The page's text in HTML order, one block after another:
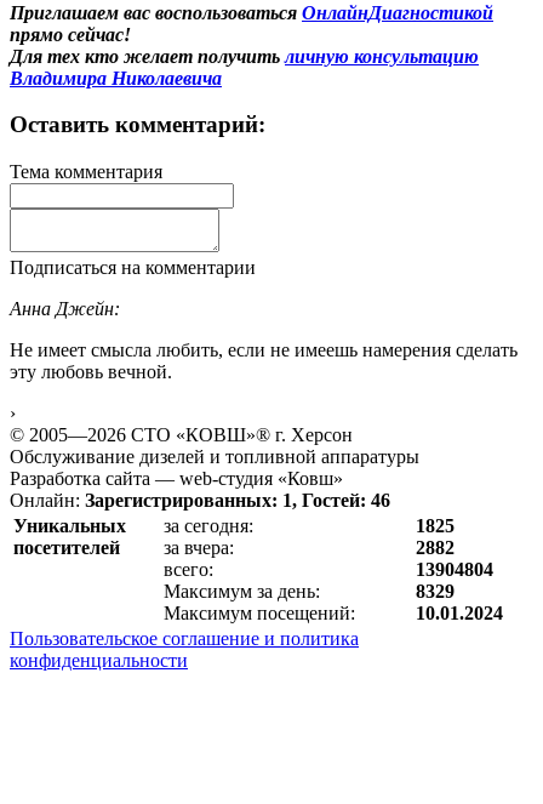
Приглашаем вас воспользоваться ОнлайнДиагностикой
прямо сейчас!
Для тех кто желает получитьличную консультацию
Владимира Николаевича
Оставить комментарий:
Тема комментария
Подписаться на комментарии
Анна Джейн:
Не имеет смысла любить, если не имеешь намерения сделать
эту любовь вечной.
›
© 2005—2026 СТО «КОВШ»® г. Херсон
Обслуживание дизелей и топливной аппаратуры
Разработка сайта — web-студия «Ковш»
Онлайн: Зарегистрированных: 1, Гостей: 46
Уникальных
посетителей
за сегодня:
за вчера:
всего:
Максимум за день:
Максимум посещений:
1825
2882
13904804
8329
10.01.2024
Пользовательское соглашение и политика
конфиденциальности